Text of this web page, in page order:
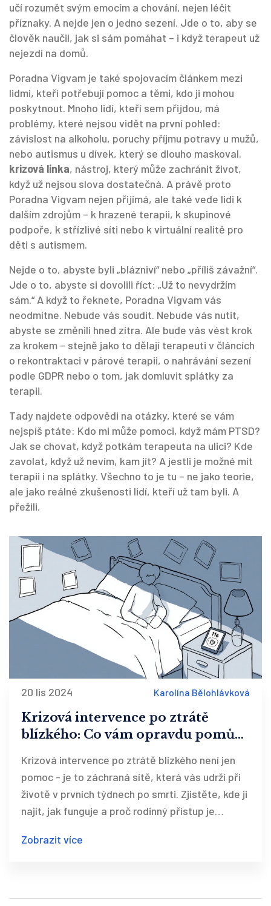
učí rozumět svým emocím a chování, nejen léčit
příznaky. A nejde jen o jedno sezení. Jde o to, aby se
člověk naučil, jak si sám pomáhat – i když terapeut už
nejezdí na domů.
Poradna Vigvam je také spojovacím článkem mezi
lidmi, kteří potřebují pomoc a těmi, kdo ji mohou
poskytnout. Mnoho lidí, kteří sem přijdou, má
problémy, které nejsou vidět na první pohled:
závislost na alkoholu, poruchy příjmu potravy u mužů,
nebo autismus u dívek, který se dlouho maskoval.
krizová linka, nástroj, který může zachránit život,
když už nejsou slova dostatečná. A právě proto
Poradna Vigvam nejen přijímá, ale také vede lidi k
dalším zdrojům – k hrazené terapii, k skupinové
podpoře, k střízlivé síti nebo k virtuální realitě pro
děti s autismem.
Nejde o to, abyste byli „blázniví“ nebo „příliš závažní“.
Jde o to, abyste si dovolili říct: „Už to nevydržím
sám.“ A když to řeknete, Poradna Vigvam vás
neodmítne. Nebude vás soudit. Nebude vás nutit,
abyste se změnili hned zítra. Ale bude vás vést krok
za krokem – stejně jako to dělají terapeuti v článcích
o rekontraktaci v párové terapii, o nahrávání sezení
podle GDPR nebo o tom, jak domluvit splátky za
terapii.
Tady najdete odpovědi na otázky, které se vám
nejspíš ptáte: Kdo mi může pomoci, když mám PTSD?
Jak se chovat, když potkám terapeuta na ulici? Kde
zavolat, když už nevím, kam jít? A jestli je možné mít
terapii i na splátky. Všechno to je tu – ne jako teorie,
ale jako reálné zkušenosti lidí, kteří už tam byli. A
přežili.
20 lis 2024 Karolína Bělohlávková
Krizová intervence po ztrátě
blízkého: Co vám opravdu pomůže
Krizová intervence po ztrátě blízkého není jen
pomoc - je to záchraná sítě, která vás udrží při
životě v prvních týdnech po smrti. Zjistěte, kde ji
najít, jak funguje a proč rodinný přístup je
Zobrazit více